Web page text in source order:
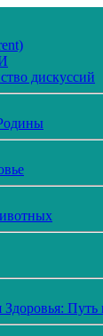
дискуссий
Здоровья: